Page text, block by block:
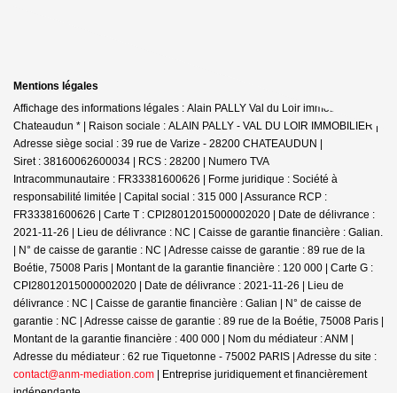
Mentions légales
Affichage des informations légales : Alain PALLY Val du Loir immobilier -
Chateaudun * | Raison sociale : ALAIN PALLY - VAL DU LOIR IMMOBILIER |
Adresse siège social : 39 rue de Varize - 28200 CHATEAUDUN |
Siret : 38160062600034 | RCS : 28200 | Numero TVA
Intracommunautaire : FR33381600626 | Forme juridique : Société à
responsabilité limitée | Capital social : 315 000 | Assurance RCP :
FR33381600626 | Carte T : CPI28012015000002020 | Date de délivrance :
2021-11-26 | Lieu de délivrance : NC | Caisse de garantie financière : Galian.
| N° de caisse de garantie : NC | Adresse caisse de garantie : 89 rue de la
Boétie, 75008 Paris | Montant de la garantie financière : 120 000 | Carte G :
CPI28012015000002020 | Date de délivrance : 2021-11-26 | Lieu de
délivrance : NC | Caisse de garantie financière : Galian | N° de caisse de
garantie : NC | Adresse caisse de garantie : 89 rue de la Boétie, 75008 Paris |
Montant de la garantie financière : 400 000 | Nom du médiateur : ANM |
Adresse du médiateur : 62 rue Tiquetonne - 75002 PARIS | Adresse du site :
contact@anm-mediation.com | Entreprise juridiquement et financièrement